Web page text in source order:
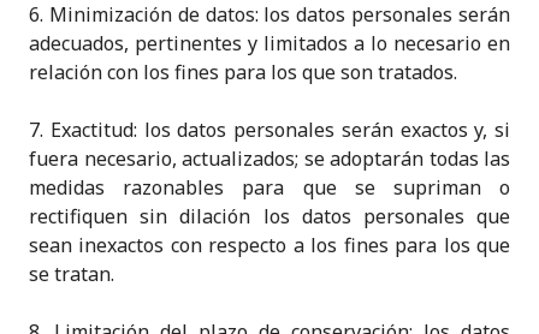
6. Minimización de datos: los datos personales serán
adecuados, pertinentes y limitados a lo necesario en
relación con los fines para los que son tratados.
7. Exactitud: los datos personales serán exactos y, si
fuera necesario, actualizados; se adoptarán todas las
medidas razonables para que se supriman o
rectifiquen sin dilación los datos personales que
sean inexactos con respecto a los fines para los que
se tratan.